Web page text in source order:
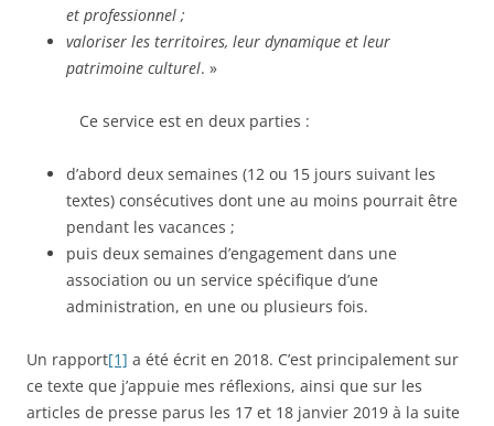
et professionnel ;
valoriser les territoires, leur dynamique et leur
patrimoine culturel. »
Ce service est en deux parties :
d’abord deux semaines (12 ou 15 jours suivant les
textes) consécutives dont une au moins pourrait être
pendant les vacances ;
puis deux semaines d’engagement dans une
association ou un service spécifique d’une
administration, en une ou plusieurs fois.
Un rapport[1] a été écrit en 2018. C’est principalement sur
ce texte que j’appuie mes réflexions, ainsi que sur les
articles de presse parus les 17 et 18 janvier 2019 à la suite